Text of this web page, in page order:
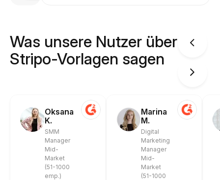
Was unsere Nutzer über
Stripo-Vorlagen sagen
Oksana
K.
SMM
Manager
Mid-
Market
(51-1000
emp.)
Marina
M.
Digital
Marketing
Manager
Mid-
Market
(51-1000